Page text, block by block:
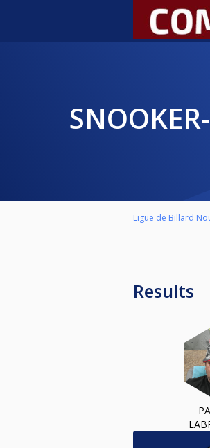
Ligue de Billard
Results